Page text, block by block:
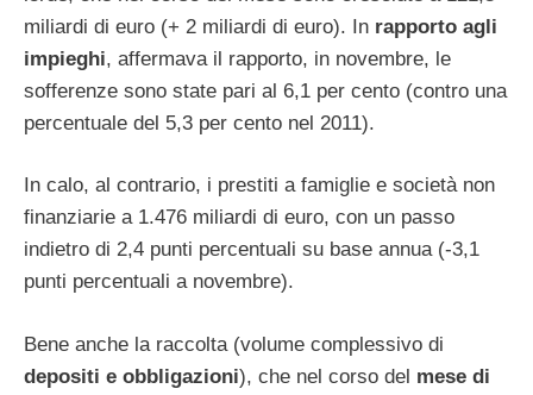
miliardi di euro (+ 2 miliardi di euro). In rapporto agli
impieghi, affermava il rapporto, in novembre, le
sofferenze sono state pari al 6,1 per cento (contro una
percentuale del 5,3 per cento nel 2011).
In calo, al contrario, i prestiti a famiglie e società non
finanziarie a 1.476 miliardi di euro, con un passo
indietro di 2,4 punti percentuali su base annua (-3,1
punti percentuali a novembre).
Bene anche la raccolta (volume complessivo di
depositi e obbligazioni), che nel corso del mese di